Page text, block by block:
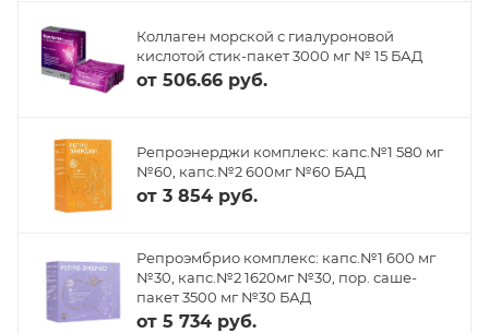
Коллаген морской с гиалуроновой
кислотой стик-пакет 3000 мг № 15 БАД
от 506.66 руб.
Репроэнерджи комплекс: капс.№1 580 мг
№60, капс.№2 600мг №60 БАД
от 3 854 руб.
Репроэмбрио комплекс: капс.№1 600 мг
№30, капс.№2 1620мг №30, пор. саше-
пакет 3500 мг №30 БАД
от 5 734 руб.